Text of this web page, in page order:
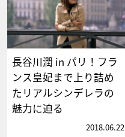
長谷川潤 in パリ！フラ
ンス皇妃まで上り詰め
たリアルシンデレラの
魅力に迫る
2018.06.22